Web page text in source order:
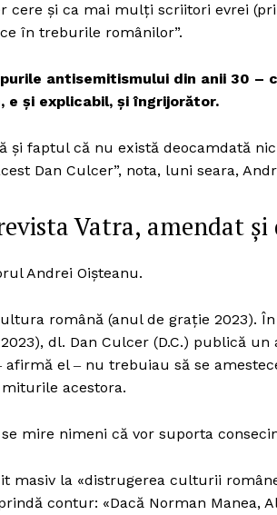
FREEDOM HOUSE
ROMÂNIA
cere și ca mai mulți scriitori evrei
în treburile românilor”.
antisemitismului din anii 30 –
e și explicabil, și îngrijorător.
și faptul că nu există deocamdată
Dan Culcer”, nota, luni seara,
Vatra, amendat și
Andrei Oișteanu.
română (anul de graţie 2023).
dl. Dan Culcer (D.C.) publică
afirmă el ‒ nu trebuiau să se
acestora.
mire nimeni că vor suporta
masiv la «distrugerea culturii
contur: «Dacă Norman Manea,